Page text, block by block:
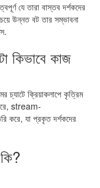
যে তারা বাস্তব দর্শকদের
উন্নত বট তার সম্ভাবনা
কিভাবে কাজ
চ্যাটে ক্রিয়াকলাপে কৃত্রিম
stream-
করে, যা প্রকৃত দর্শকদের